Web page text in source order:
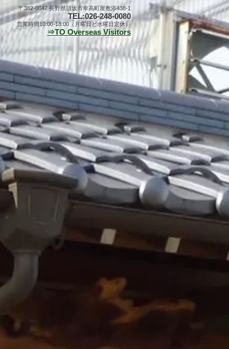
〒382-0047 長野県須坂市幸高町屋敷添438-1
TEL:026-248-0080
営業時間10:00-18:00（月曜日と水曜日定休）
⇒TO Overseas Visitors